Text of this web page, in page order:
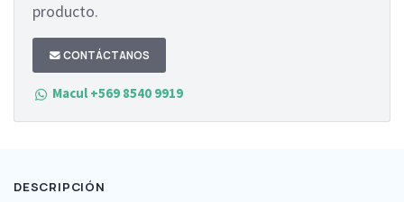
producto.
CONTÁCTANOS
Macul +569 8540 9919
DESCRIPCIÓN